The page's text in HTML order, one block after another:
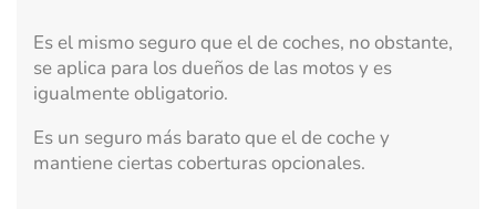
Es el mismo seguro que el de coches, no obstante,
se aplica para los dueños de las motos y es
igualmente obligatorio.
Es un seguro más barato que el de coche y
mantiene ciertas coberturas opcionales.